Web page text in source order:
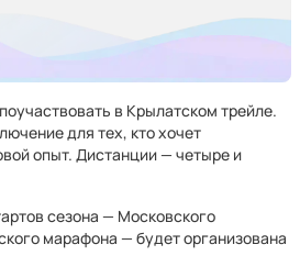
в Крылатском трейле.
для тех, кто хочет
опыт. Дистанции — четыре и
сезона — Московского
марафона — будет организована